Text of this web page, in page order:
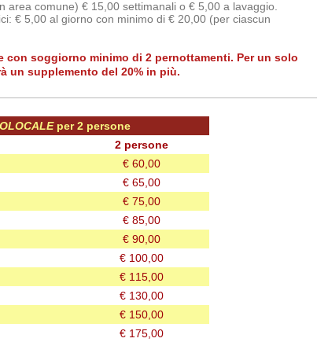
area comune) € 15,00 settimanali o € 5,00 a lavaggio.
€ 5,00 al giorno con minimo di € 20,00 (per ciascun
con soggiorno minimo di 2 pernottamenti. Per un solo
un supplemento del 20% in più.
per 2 persone
2 persone
€ 60,00
€ 65,00
€ 75,00
€ 85,00
€ 90,00
€ 100,00
€ 115,00
€ 130,00
€ 150,00
€ 175,00